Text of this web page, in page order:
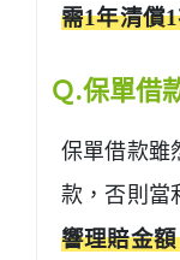
需1年清償
Ｑ.保單借
保單借款雖
款，否則當
響理賠金